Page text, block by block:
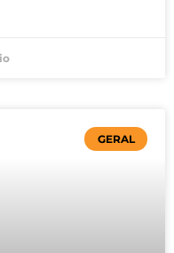
GERAL